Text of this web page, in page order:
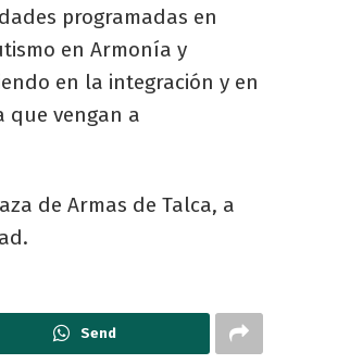
programadas en
en Armonía y
en la integración y en
que vengan a
de Armas de Talca, a
Send